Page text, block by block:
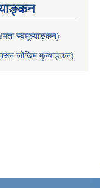
स्वमूल्याङ्कन)
जोखिम मुल्याङ्कन)